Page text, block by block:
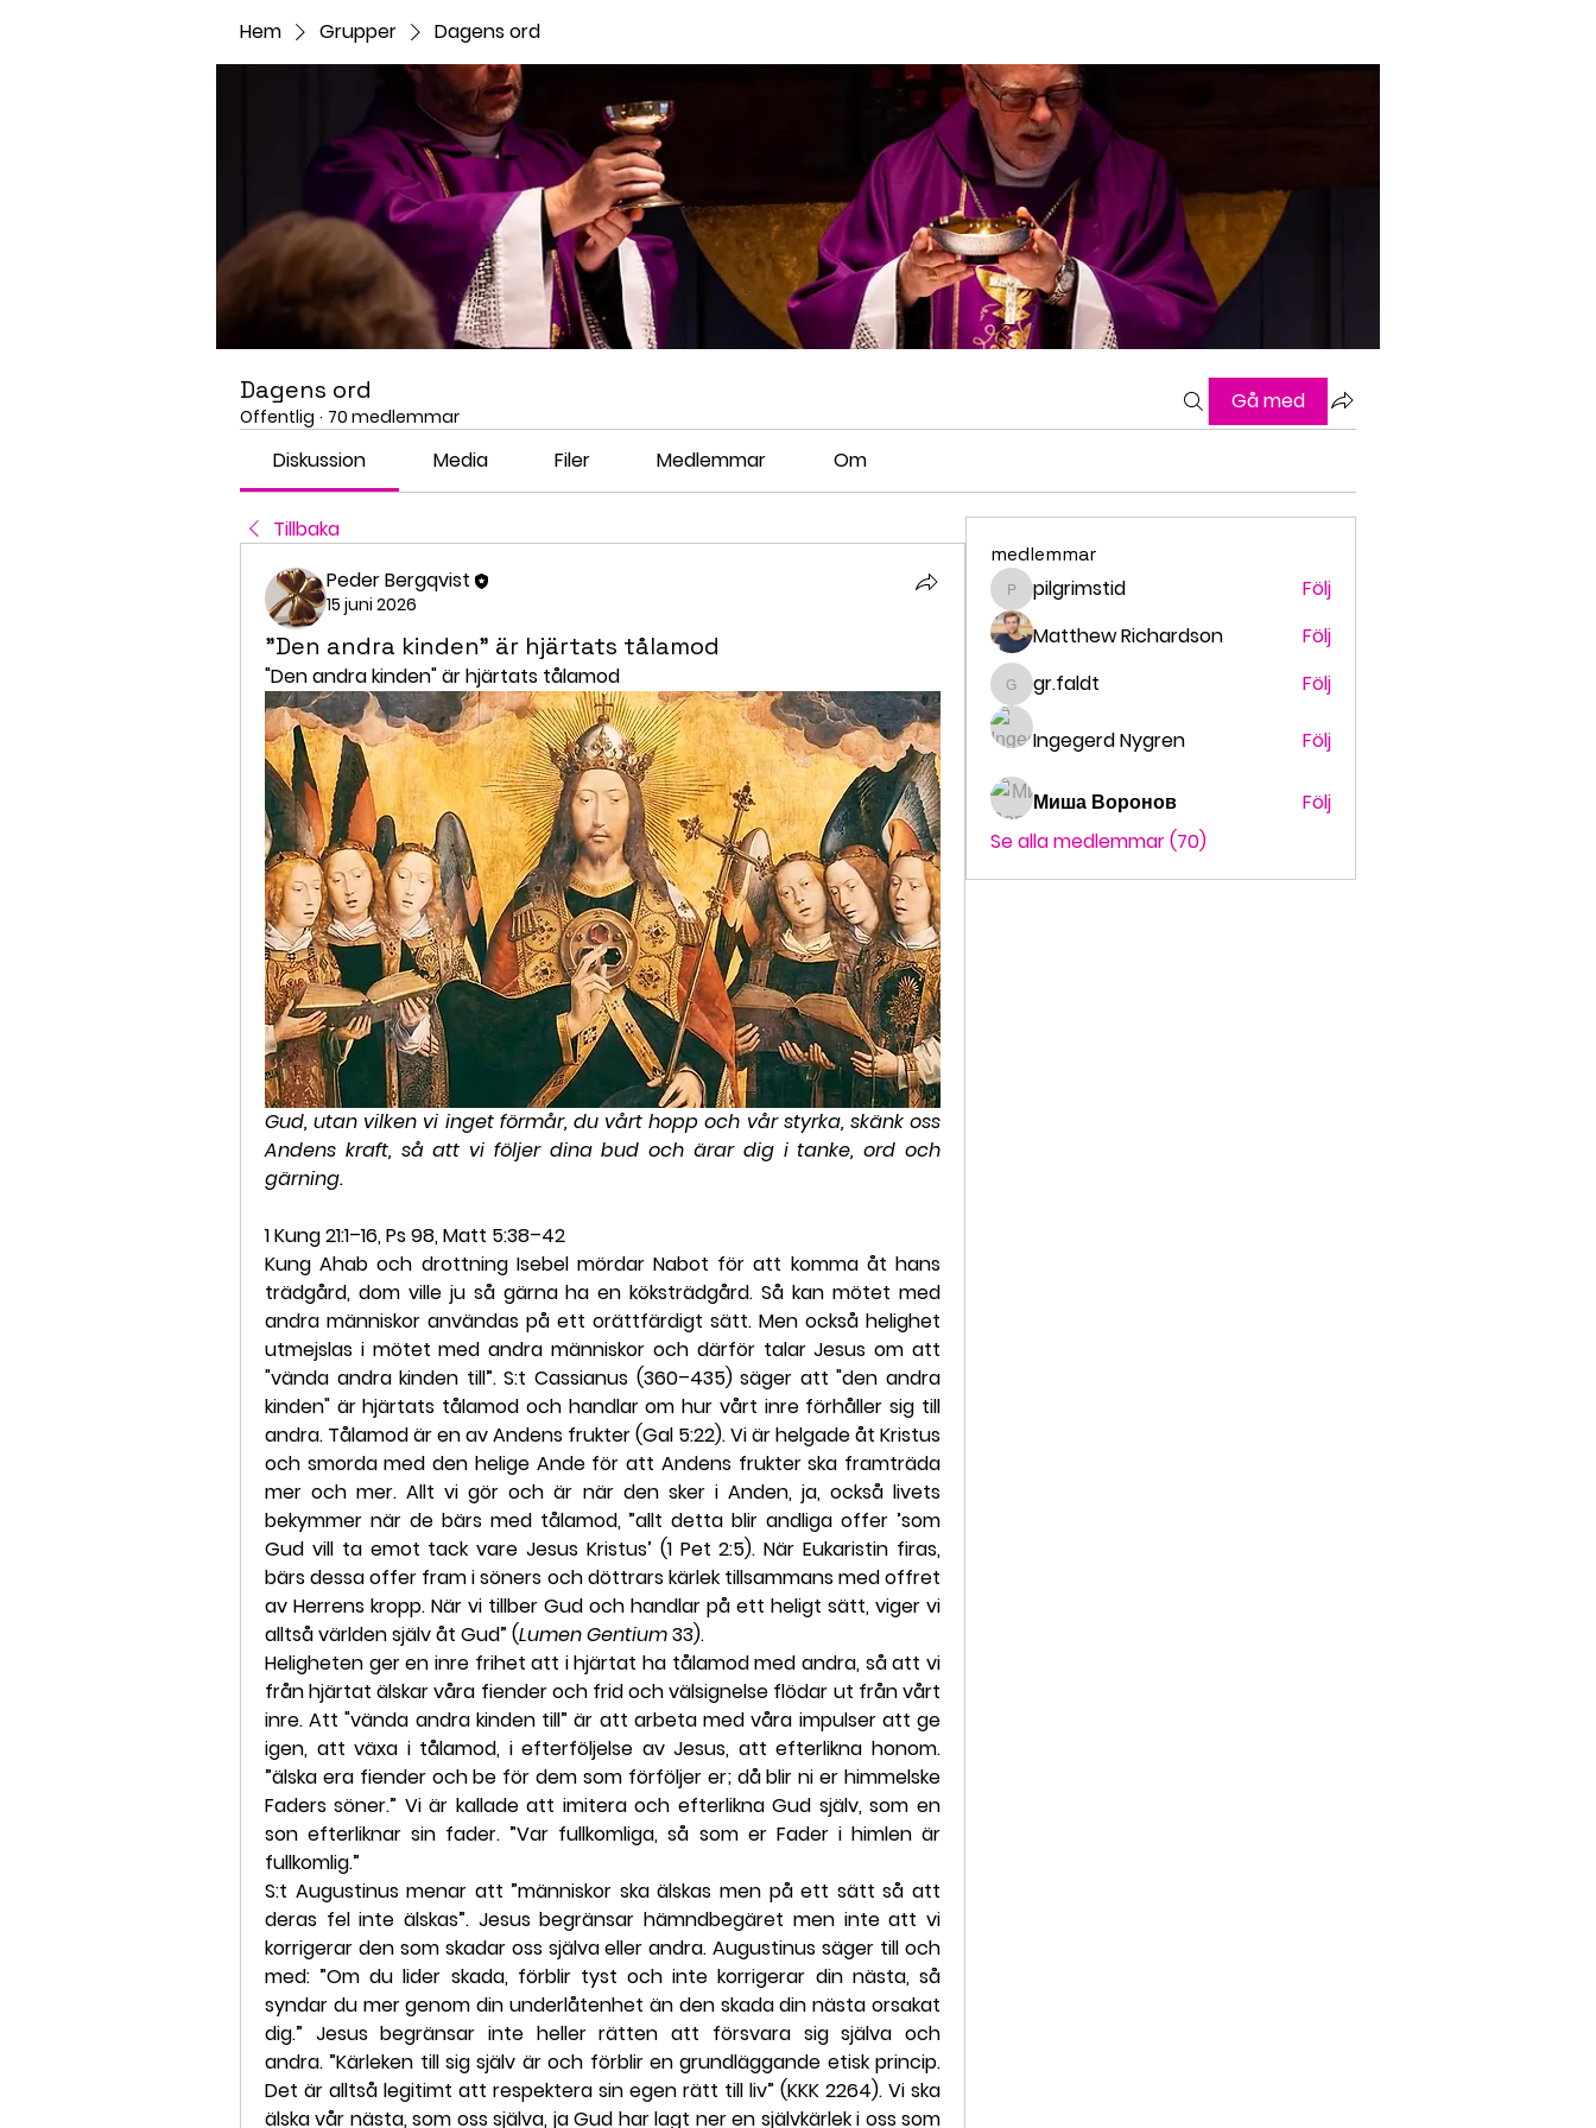
Hem Grupper Dagens ord
Dagens ord
Offentlig · 70 medlemmar
Gå med
Diskussion Media Filer Medlemmar Om
Tillbaka
Peder Bergqvist
15 juni 2026
"Den andra kinden" är hjärtats tålamod
"Den andra kinden" är hjärtats tålamod
Gud, utan vilken vi inget förmår, du vårt hopp och vår styrka, skänk oss
Andens kraft, så att vi följer dina bud och ärar dig i tanke, ord och
gärning.
1 Kung 21:1–16, Ps 98, Matt 5:38–42
Kung Ahab och drottning Isebel mördar Nabot för att komma åt hans
trädgård, dom ville ju så gärna ha en köksträdgård. Så kan mötet med
andra människor användas på ett orättfärdigt sätt. Men också helighet
utmejslas i mötet med andra människor och därför talar Jesus om att
"vända andra kinden till”. S:t Cassianus (360–435) säger att "den andra
kinden" är hjärtats tålamod och handlar om hur vårt inre förhåller sig till
andra. Tålamod är en av Andens frukter (Gal 5:22). Vi är helgade åt Kristus
och smorda med den helige Ande för att Andens frukter ska framträda
mer och mer. Allt vi gör och är när den sker i Anden, ja, också livets
bekymmer när de bärs med tålamod, ”allt detta blir andliga offer ’som
Gud vill ta emot tack vare Jesus Kristus’ (1 Pet 2:5). När Eukaristin firas,
bärs dessa offer fram i söners och döttrars kärlek tillsammans med offret
av Herrens kropp. När vi tillber Gud och handlar på ett heligt sätt, viger vi
alltså världen själv åt Gud” (Lumen Gentium 33).
Heligheten ger en inre frihet att i hjärtat ha tålamod med andra, så att vi
från hjärtat älskar våra fiender och frid och välsignelse flödar ut från vårt
inre. Att "vända andra kinden till” är att arbeta med våra impulser att ge
igen, att växa i tålamod, i efterföljelse av Jesus, att efterlikna honom.
”älska era fiender och be för dem som förföljer er; då blir ni er himmelske
Faders söner.” Vi är kallade att imitera och efterlikna Gud själv, som en
son efterliknar sin fader. ”Var fullkomliga, så som er Fader i himlen är
fullkomlig.”
S:t Augustinus menar att ”människor ska älskas men på ett sätt så att
deras fel inte älskas”. Jesus begränsar hämndbegäret men inte att vi
korrigerar den som skadar oss själva eller andra. Augustinus säger till och
med: ”Om du lider skada, förblir tyst och inte korrigerar din nästa, så
syndar du mer genom din underlåtenhet än den skada din nästa orsakat
dig.” Jesus begränsar inte heller rätten att försvara sig själva och
andra. ”Kärleken till sig själv är och förblir en grundläggande etisk princip.
Det är alltså legitimt att respektera sin egen rätt till liv” (KKK 2264). Vi ska
älska vår nästa, som oss själva, ja Gud har lagt ner en självkärlek i oss som
medlemmar
pilgrimstid
pilgrimstid
Följ
Matthew Richardson
Följ
gr.faldt
gr.faldt Följ
Ingegerd Nygren Följ
Миша Воронов
Följ
Se alla medlemmar (70)